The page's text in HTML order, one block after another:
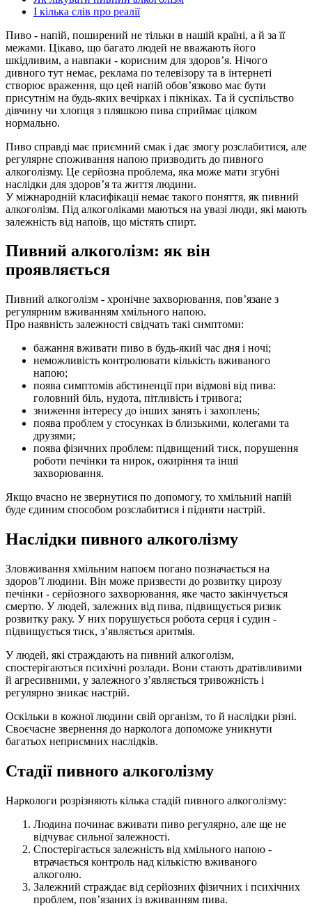
І кілька слів про реалії
Пиво - напій, поширений не тільки в нашій країні, а й за її
межами. Цікаво, що багато людей не вважають його
шкідливим, а навпаки - корисним для здоров’я. Нічого
дивного тут немає, реклама по телевізору та в інтернеті
створює враження, що цей напій обов’язково має бути
присутнім на будь-яких вечірках і пікніках. Та й суспільство
дівчину чи хлопця з пляшкою пива сприймає цілком
нормально.
Пиво справді має приємний смак і дає змогу розслабитися, але
регулярне споживання напою призводить до пивного
алкоголізму. Це серйозна проблема, яка може мати згубні
наслідки для здоров’я та життя людини.
У міжнародній класифікації немає такого поняття, як пивний
алкоголізм. Під алкоголіками маються на увазі люди, які мають
залежність від напоїв, що містять спирт.
Пивний алкоголізм: як він
проявляється
Пивний алкоголізм - хронічне захворювання, пов’язане з
регулярним вживанням хмільного напою.
Про наявність залежності свідчать такі симптоми:
бажання вживати пиво в будь-який час дня і ночі;
неможливість контролювати кількість вживаного
напою;
поява симптомів абстиненції при відмові від пива:
головний біль, нудота, пітливість і тривога;
зниження інтересу до інших занять і захоплень;
поява проблем у стосунках із близькими, колегами та
друзями;
поява фізичних проблем: підвищений тиск, порушення
роботи печінки та нирок, ожиріння та інші
захворювання.
Якщо вчасно не звернутися по допомогу, то хмільний напій
буде єдиним способом розслабитися і підняти настрій.
Наслідки пивного алкоголізму
Зловживання хмільним напоєм погано позначається на
здоров’ї людини. Він може призвести до розвитку цирозу
печінки - серйозного захворювання, яке часто закінчується
смертю. У людей, залежних від пива, підвищується ризик
розвитку раку. У них порушується робота серця і судин -
підвищується тиск, з’являється аритмія.
У людей, які страждають на пивний алкоголізм,
спостерігаються психічні розлади. Вони стають дратівливими
й агресивними, у залежного з’являється тривожність і
регулярно зникає настрій.
Оскільки в кожної людини свій організм, то й наслідки різні.
Своєчасне звернення до нарколога допоможе уникнути
багатьох неприємних наслідків.
Стадії пивного алкоголізму
Наркологи розрізняють кілька стадій пивного алкоголізму:
Людина починає вживати пиво регулярно, але ще не
відчуває сильної залежності.
Спостерігається залежність від хмільного напою -
втрачається контроль над кількістю вживаного
алкоголю.
Залежний страждає від серйозних фізичних і психічних
проблем, пов’язаних із вживанням пива.